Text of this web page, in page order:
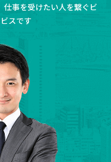
仕事を受けたい人を繋ぐビ
スです